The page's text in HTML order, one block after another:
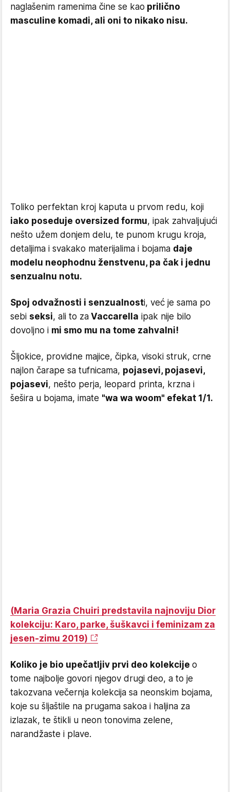
naglašenim ramenima čine se kao prilično
masculine komadi, ali oni to nikako nisu.
Toliko perfektan kroj kaputa u prvom redu, koji
iako poseduje oversized formu, ipak zahvaljujući
nešto užem donjem delu, te punom krugu kroja,
detaljima i svakako materijalima i bojama daje
modelu neophodnu ženstvenu, pa čak i jednu
senzualnu notu.
Spoj odvažnosti i senzualnosti, već je sama po
sebi seksi, ali to za Vaccarella ipak nije bilo
dovoljno i mi smo mu na tome zahvalni!
Šljokice, providne majice, čipka, visoki struk, crne
najlon čarape sa tufnicama, pojasevi, pojasevi,
pojasevi, nešto perja, leopard printa, krzna i
šešira u bojama, imate "wa wa woom" efekat 1/1.
(Maria Grazia Chuiri predstavila najnoviju Dior
kolekciju: Karo, parke, šuškavci i feminizam za
jesen-zimu 2019)
Koliko je bio upečatljiv prvi deo kolekcije o
tome najbolje govori njegov drugi deo, a to je
takozvana večernja kolekcija sa neonskim bojama,
koje su šljaštile na prugama sakoa i haljina za
izlazak, te štikli u neon tonovima zelene,
narandžaste i plave.